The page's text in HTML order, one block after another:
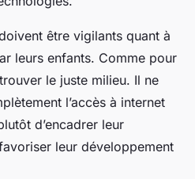
être vigilants quant à
leurs enfants. Comme pour
le juste milieu. Il ne
l’accès à internet
d’encadrer leur
leur développement